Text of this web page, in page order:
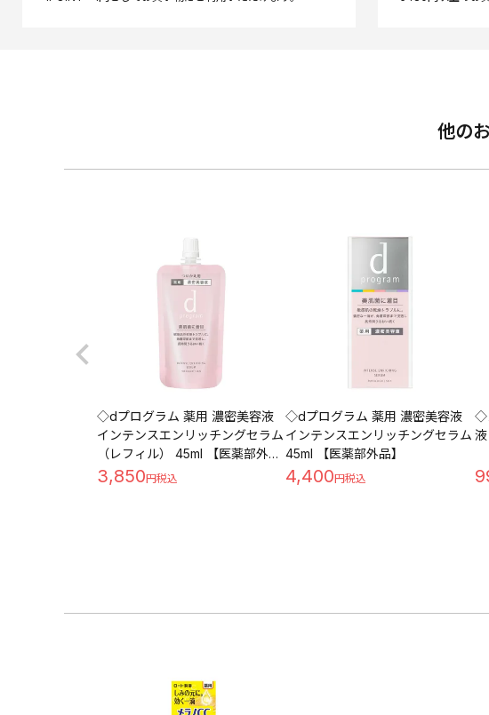
他の
◇dプログラム 薬用 濃密美容液
インテンスエンリッチングセラム
（レフィル） 45ml 【医薬部外
品】
3,850
◇dプログラム 薬用 濃密美容液
インテンスエンリッチングセラム
45ml 【医薬部外品】
4,400
◇
液